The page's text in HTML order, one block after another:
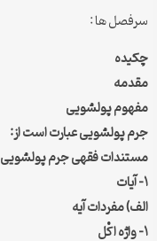
سرفصل ها :
چکیده
مقدمه
مفهوم پولشویی
جرم پولشویی عبارت است از:
مستندات فقهی جرم پولشویی
۱- آیات
الف) مفردات آیه
۱- واژه اکْل